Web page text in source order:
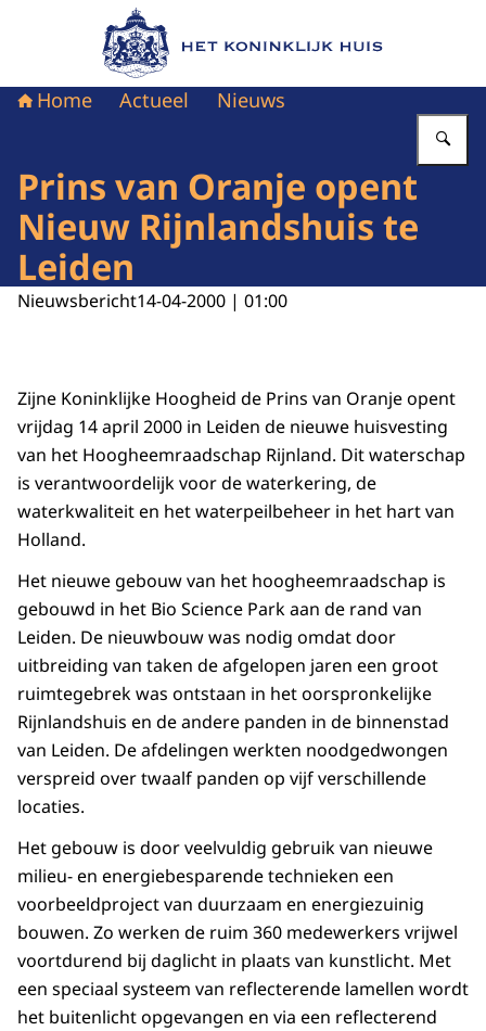
Naar de homepage van Het Koninklijk Huis
Home Actueel Nieuws
Prins van Oranje opent
Nieuw Rijnlandshuis te
Leiden
Nieuwsbericht14-04-2000 | 01:00
Zijne Koninklijke Hoogheid de Prins van Oranje opent
vrijdag 14 april 2000 in Leiden de nieuwe huisvesting
van het Hoogheemraadschap Rijnland. Dit waterschap
is verantwoordelijk voor de waterkering, de
waterkwaliteit en het waterpeilbeheer in het hart van
Holland.
Het nieuwe gebouw van het hoogheemraadschap is
gebouwd in het Bio Science Park aan de rand van
Leiden. De nieuwbouw was nodig omdat door
uitbreiding van taken de afgelopen jaren een groot
ruimtegebrek was ontstaan in het oorspronkelijke
Rijnlandshuis en de andere panden in de binnenstad
van Leiden. De afdelingen werkten noodgedwongen
verspreid over twaalf panden op vijf verschillende
locaties.
Het gebouw is door veelvuldig gebruik van nieuwe
milieu- en energiebesparende technieken een
voorbeeldproject van duurzaam en energiezuinig
bouwen. Zo werken de ruim 360 medewerkers vrijwel
voortdurend bij daglicht in plaats van kunstlicht. Met
een speciaal systeem van reflecterende lamellen wordt
het buitenlicht opgevangen en via een reflecterend